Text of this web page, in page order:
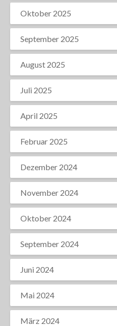
Oktober 2025
September 2025
August 2025
Juli 2025
April 2025
Februar 2025
Dezember 2024
November 2024
Oktober 2024
September 2024
Juni 2024
Mai 2024
März 2024